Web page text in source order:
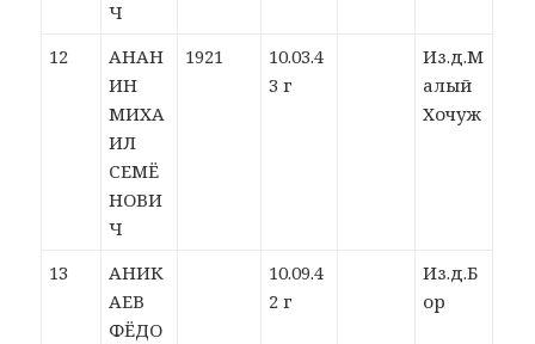
Ч
12
АНАН
ИН
МИХА
ИЛ
СЕМЁ
НОВИ
Ч
1921
10.03.4
3 г
Из.д.М
алый
Хочуж
13
АНИК
АЕВ
ФЁДО
10.09.4
2 г
Из.д.Б
ор